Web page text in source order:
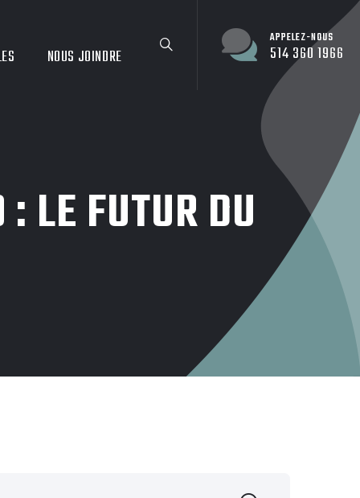
NOUS JOINDRE
APPELEZ-NOUS
514 360 1966
LE FUTUR DU